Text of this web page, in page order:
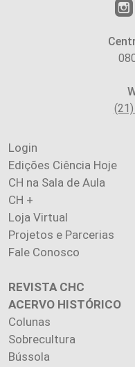
Login
Edições Ciência Hoje
CH na Sala de Aula
CH +
Loja Virtual
Projetos e Parcerias
Fale Conosco
REVISTA CHC
ACERVO HISTÓRICO
Colunas
Sobrecultura
Bússola